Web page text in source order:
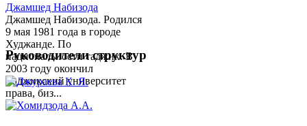
Джамшед Набизода
Джамшед Набизода. Родился
9 мая 1981 года в городе
Худжанде. По
национальности таджик. В
2003 году окончил
Таджикский университет
права, биз...
Руководители структур